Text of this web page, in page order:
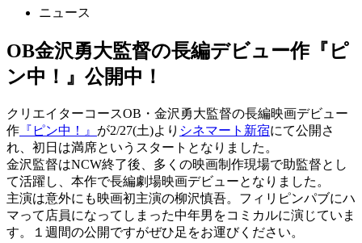
ニュース
OB金沢勇大監督の長編デビュー作『ピ
ン中！』公開中！
クリエイターコースOB・金沢勇大監督の長編映画デビュー
作 『ピン中！』 が2/27(土)より シネマート新宿にて公開さ
れ、初日は満席というスタートとなりました。
金沢監督はNCW終了後、多くの映画制作現場で助監督とし
て活躍し、本作で長編劇場映画デビューとなりました。
主演は意外にも映画初主演の柳沢慎吾。フィリピンパブにハ
マって店員になってしまった中年男をコミカルに演じていま
す。１週間の公開ですがぜひ足をお運びください。